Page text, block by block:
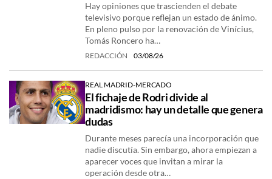
Hay opiniones que trascienden el debate
televisivo porque reflejan un estado de ánimo.
En pleno pulso por la renovación de Vinícius,
Tomás Roncero ha…
REDACCIÓN 03/08/26
REAL MADRID-MERCADO
El fichaje de Rodri divide al
madridismo: hay un detalle que genera
dudas
Durante meses parecía una incorporación que
nadie discutía. Sin embargo, ahora empiezan a
aparecer voces que invitan a mirar la
operación desde otra…